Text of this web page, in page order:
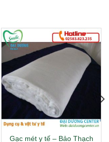
Gạc mét y tế – Bảo Thạch